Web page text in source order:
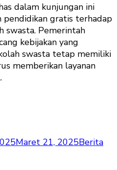
dalam kunjungan ini
pendidikan gratis terhadap
swasta. Pemerintah
kebijakan yang
swasta tetap memiliki
memberikan layanan
Maret 21, 2025Berita